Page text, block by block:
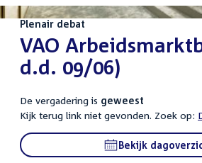
Plenair debat
:VAO
d.d. 09/06)
De vergadering is geweest
Kijk terug link niet gevonden. Zoek op:
Bekijk